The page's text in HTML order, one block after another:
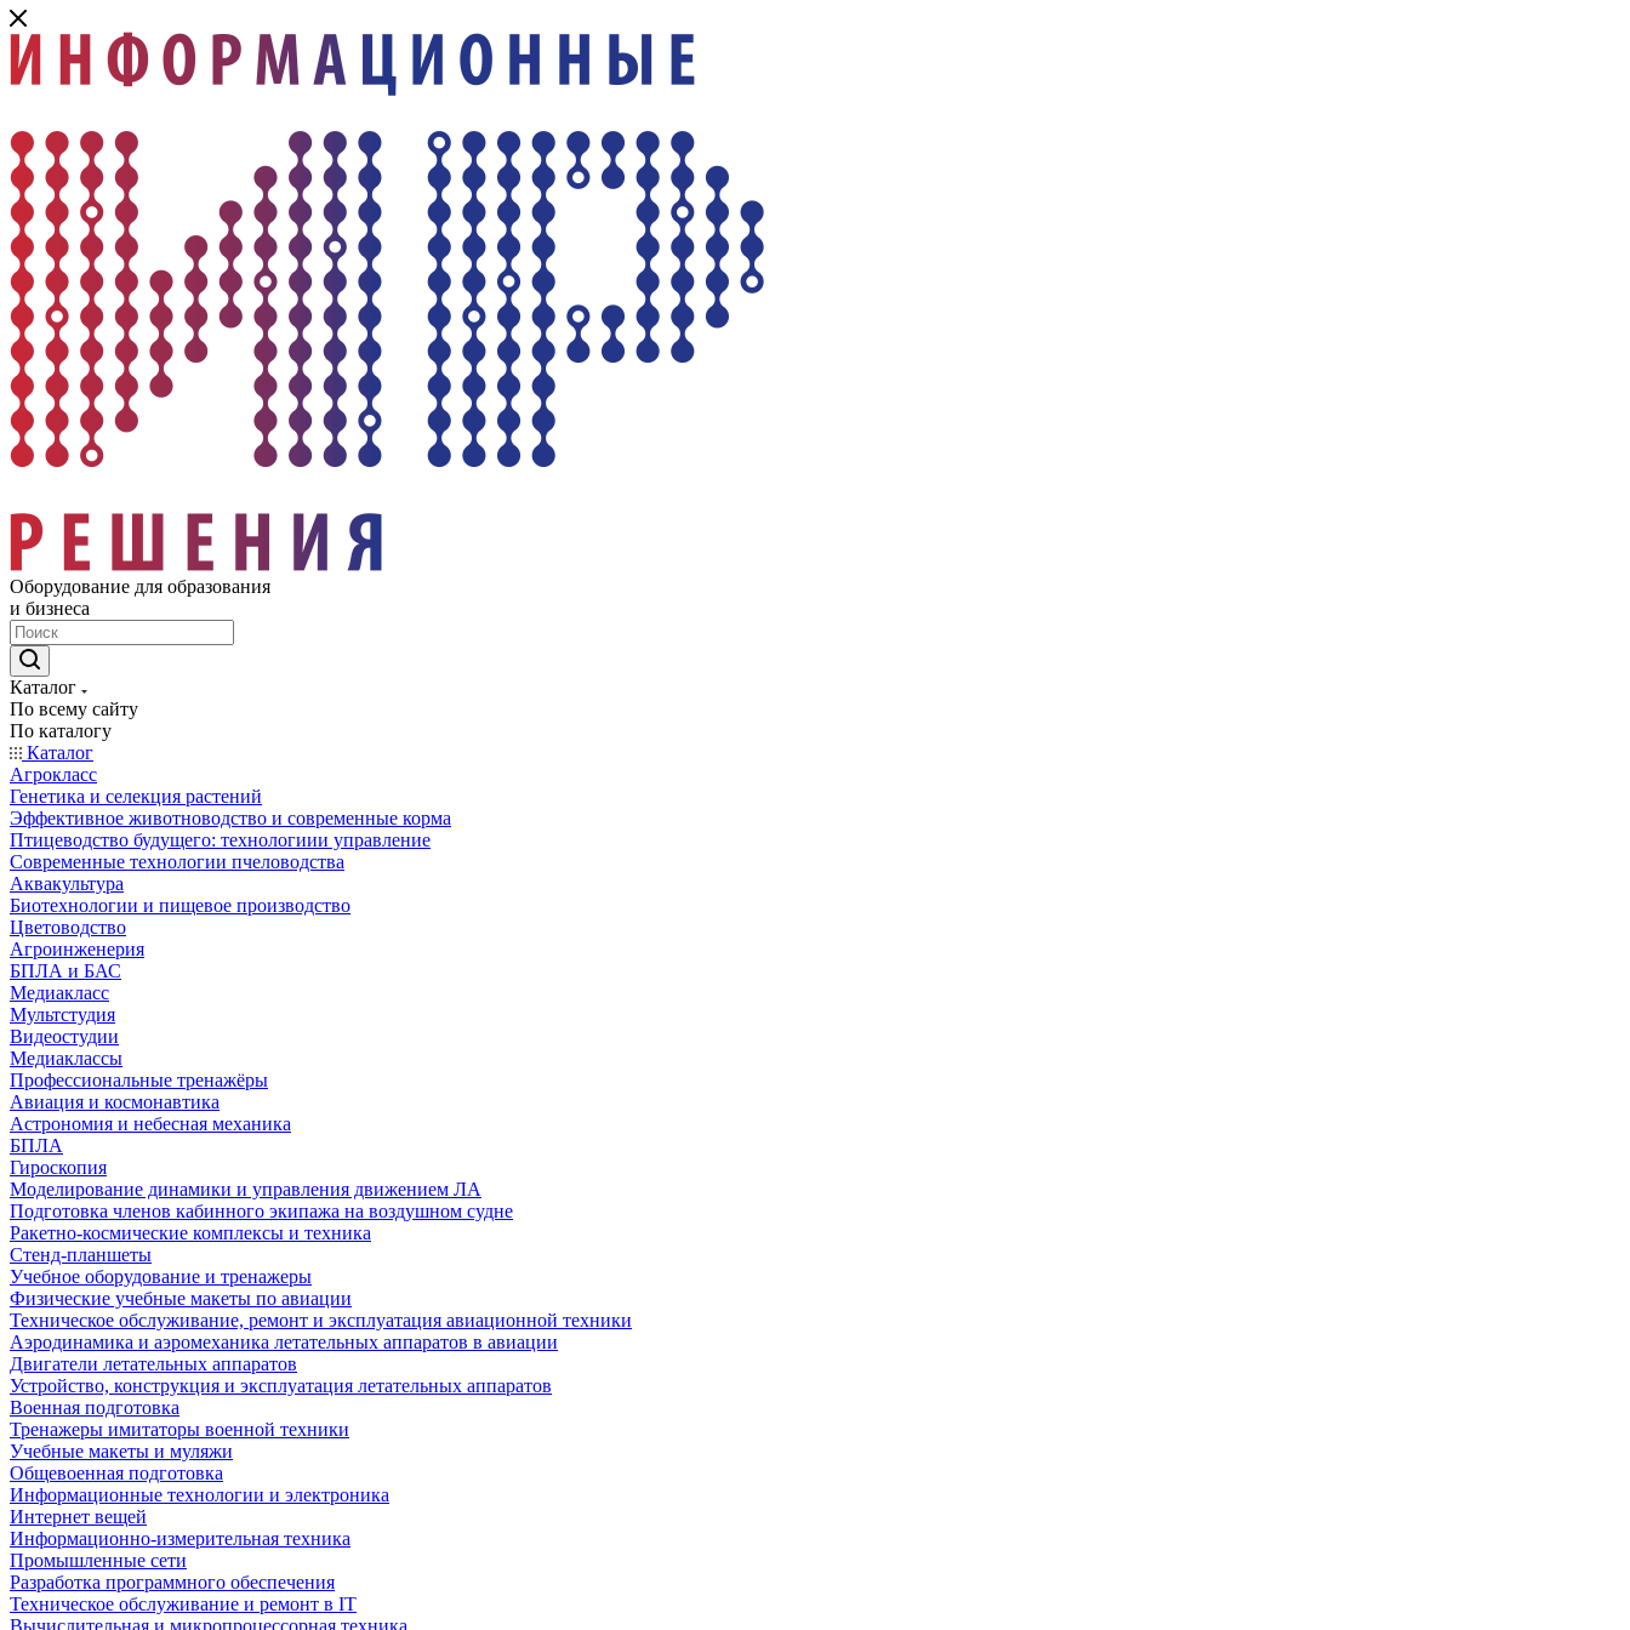
Оборудование для образования
и бизнеса
Каталог
По всему сайту
По каталогу
Каталог
Агрокласс
Генетика и селекция растений
Эффективное животноводство и современные корма
Птицеводство будущего: технологиии управление
Современные технологии пчеловодства
Аквакультура
Биотехнологии и пищевое производство
Цветоводство
Агроинженерия
БПЛА и БАС
Медиакласс
Мультстудия
Видеостудии
Медиаклассы
Профессиональные тренажёры
Авиация и космонавтика
Астрономия и небесная механика
БПЛА
Гироскопия
Моделирование динамики и управления движением ЛА
Подготовка членов кабинного экипажа на воздушном судне
Ракетно-космические комплексы и техника
Стенд-планшеты
Учебное оборудование и тренажеры
Физические учебные макеты по авиации
Техническое обслуживание, ремонт и эксплуатация авиационной техники
Аэродинамика и аэромеханика летательных аппаратов в авиации
Двигатели летательных аппаратов
Устройство, конструкция и эксплуатация летательных аппаратов
Военная подготовка
Тренажеры имитаторы военной техники
Учебные макеты и муляжи
Общевоенная подготовка
Информационные технологии и электроника
Интернет вещей
Информационно-измерительная техника
Промышленные сети
Разработка программного обеспечения
Техническое обслуживание и ремонт в IT
Вычислительная и микропроцессорная техника